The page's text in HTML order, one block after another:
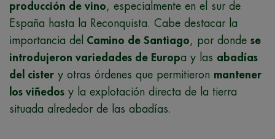
producción de vino, especialmente en el sur de
España hasta la Reconquista. Cabe destacar la
importancia del Camino de Santiago, por donde se
introdujeron variedades de Europa y las abadías
del cister y otras órdenes que permitieron mantener
los viñedos y la explotación directa de la tierra
situada alrededor de las abadías.